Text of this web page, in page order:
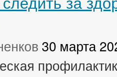
30 марта